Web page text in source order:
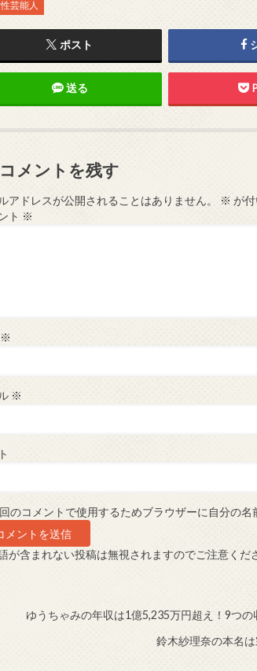
芸能人
ポスト
送る
コメントを残す
アドレスが公開されることはありません。 ※ が
ト ※
※
※
のコメントで使用するためブラウザーに自分の名
が含まれない投稿は無視されますのでご注意くだ
ゆうちゃみの年収は1億5,235万円超え！9つ
鈴木紗理奈の本名